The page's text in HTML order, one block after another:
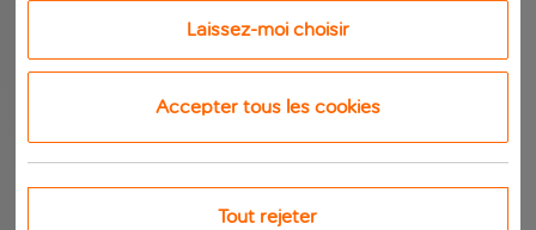
Laissez-moi choisir
Accepter tous les cookies
Tout rejeter